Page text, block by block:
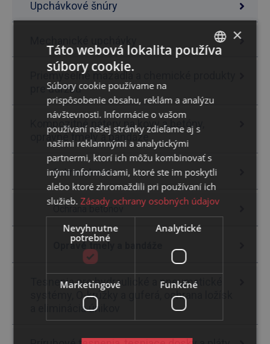
Upchávkové šnúry
Priemyselné mazadlá a chemické produkty
pre údržbu
Kompozitné nátery na kovy a betóny,
opravné tmely a bandáže
Ochrana kovov
Ochrana betónov
Opravé tmely a bandáže
Tesnenia pre hydraulické a pneumatické
systémy, O-krúžky a guferá, ochrana ložísk
a eliminácia únikov
×
Táto webová lokalita používa
súbory cookie.
Súbory cookie používame na
prispôsobenie obsahu, reklám a analýzu
návštevnosti. Informácie o vašom
používaní našej stránky zdieľame aj s
našimi reklamnými a analytickými
partnermi, ktorí ich môžu kombinovať s
inými informáciami, ktoré ste im poskytli
alebo ktoré zhromaždili pri používaní ich
služieb. Zásady ochrany osobných údajov
Nevyhnutne
potrebné
Analytické
Marketingové Funkčné